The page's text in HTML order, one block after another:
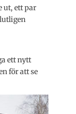
ut, ett par
ett nytt
för att se